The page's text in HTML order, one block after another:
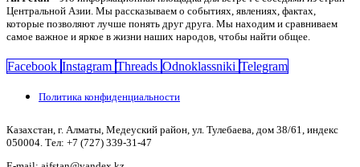
Центральной Азии. Мы рассказываем о событиях, явлениях, фактах,
которые позволяют лучше понять друг друга. Мы находим и сравниваем
самое важное и яркое в жизни наших народов, чтобы найти общее.
Facebook Instagram Threads Odnoklassniki Telegram
Политика конфиденциальности
Казахстан, г. Алматы, Медеуский район, ул. Тулебаева, дом 38/61, индекс
050004. Тел: +7 (727) 339-31-47